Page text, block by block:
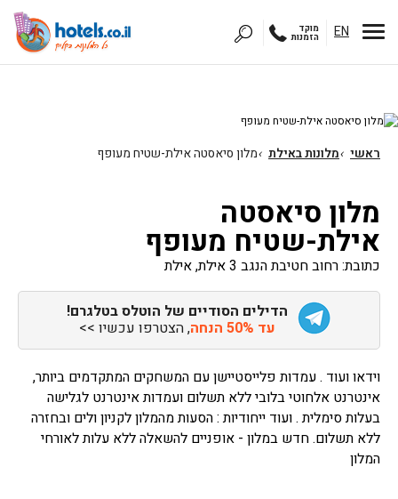
EN מוקד
הזמנות
ראשי ›מלונות באילת ›מלון סיאסטה אילת-שטיח מעופף
מלון סיאסטה
אילת-שטיח מעופף
כתובת: רחוב חטיבת הנגב 3 אילת, אילת
הדילים הסודיים של הוטלס בטלגרם!
עד 50% הנחה , הצטרפו עכשיו >>
וידאו ועוד . עמדות פלייסטיישן עם המשחקים המתקדמים ביותר,
אינטרנט אלחוטי בלובי ללא תשלום ועמדות אינטרנט לגלישה
בעלות סימלית . ועוד ייחודיות : הסעות מהמלון לקניון ולים ובחזרה
ללא תשלום. חדש במלון - אופניים להשאלה ללא עלות לאורחי
המלון